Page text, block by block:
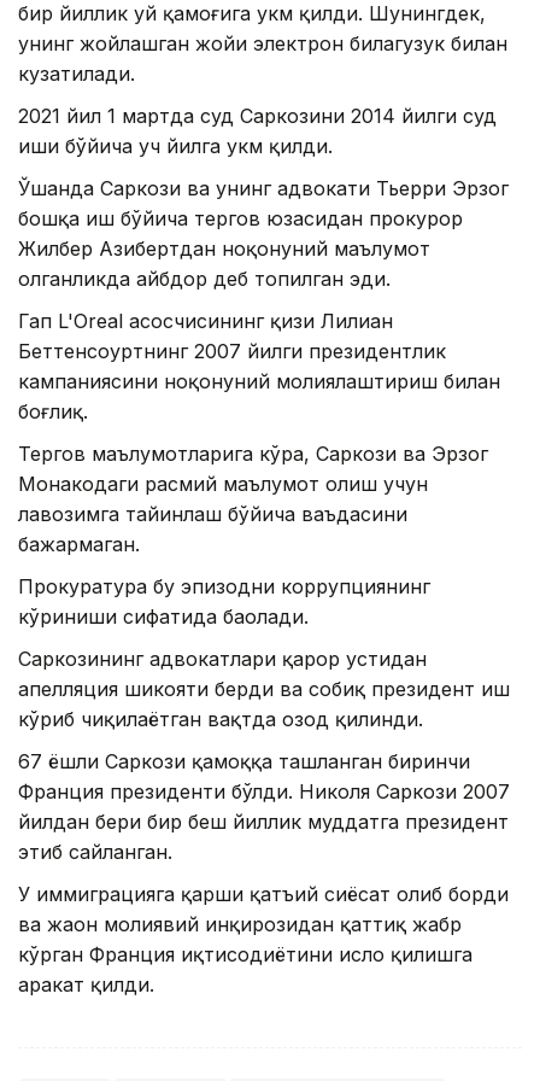
бир йиллик уй қамоғига ҳукм қилди. Шунингдек,
унинг жойлашган жойи электрон билагузук билан
кузатилади.
2021 йил 1 мартда суд Саркозини 2014 йилги суд
иши бўйича уч йилга ҳукм қилди.
Ўшанда Саркози ва унинг адвокати Тьерри Эрзог
бошқа иш бўйича тергов юзасидан прокурор
Жилбер Азибертдан ноқонуний маълумот
олганликда айбдор деб топилган эди.
Гап L'Oreal асосчисининг қизи Лилиан
Беттенcоуртнинг 2007 йилги президентлик
кампаниясини ноқонуний молиялаштириш билан
боғлиқ.
Тергов маълумотларига кўра, Саркози ва Эрзог
Монакодаги расмий маълумот олиш учун
лавозимга тайинлаш бўйича ваъдасини
бажармаган.
Прокуратура бу эпизодни коррупциянинг
кўриниши сифатида баҳолади.
Саркозининг адвокатлари қарор устидан
апелляция шикояти берди ва собиқ президент иш
кўриб чиқилаётган вақтда озод қилинди.
67 ёшли Саркози қамоққа ташланган биринчи
Франция президенти бўлди. Николя Саркози 2007
йилдан бери бир беш йиллик муддатга президент
этиб сайланган.
У иммиграцияга қарши қатъий сиёсат олиб борди
ва жаҳон молиявий инқирозидан қаттиқ жабр
кўрган Франция иқтисодиётини ислоҳ қилишга
ҳаракат қилди.